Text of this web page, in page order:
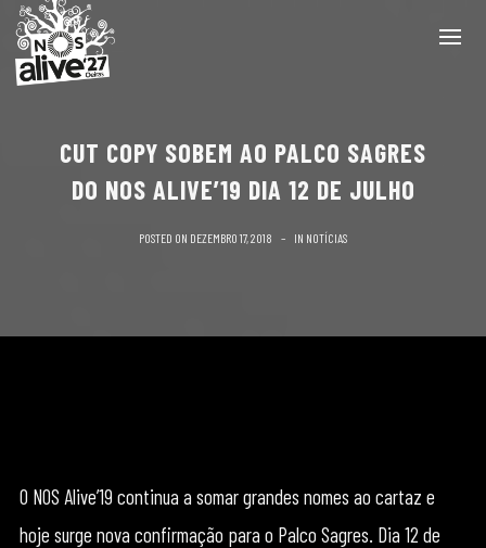
CUT COPY SOBEM AO PALCO SAGRES
DO NOS ALIVE’19 DIA 12 DE JULHO
POSTED ON DEZEMBRO 17, 2018 IN NOTÍCIAS
O NOS Alive’19 continua a somar grandes nomes ao cartaz e
hoje surge nova confirmação para o Palco Sagres. Dia 12 de